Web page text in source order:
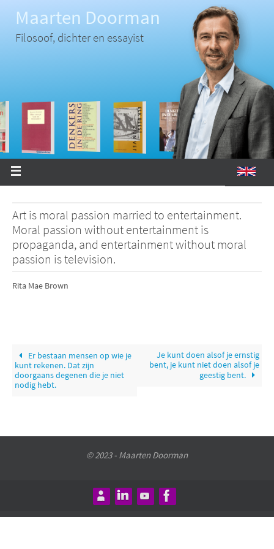
inhoud
Maarten Doorman
Filosoof, dichter en essayist
Art is moral passion married to entertainment.
Moral passion without entertainment is
propaganda, and entertainment without moral
passion is television.
Rita Mae Brown
Er bestaan mensen op wie je
kunt rekenen. Dat zijn
doorgaans degenen die je niet
nodig hebt.
Je kunt doen alsof je ernstig
bent, je kunt niet doen alsof je
geestig bent.
© 2023 - Maarten Doorman